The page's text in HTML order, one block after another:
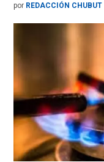
por REDACCIÓN CHUBUT